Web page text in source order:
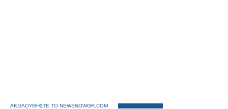
ΑΚΟΛΟΥΘΗΣΤΕ ΤΟ NEWSNOWGR.COM